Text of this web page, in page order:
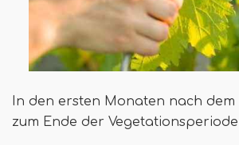
In den ersten Monaten nach dem
zum Ende der